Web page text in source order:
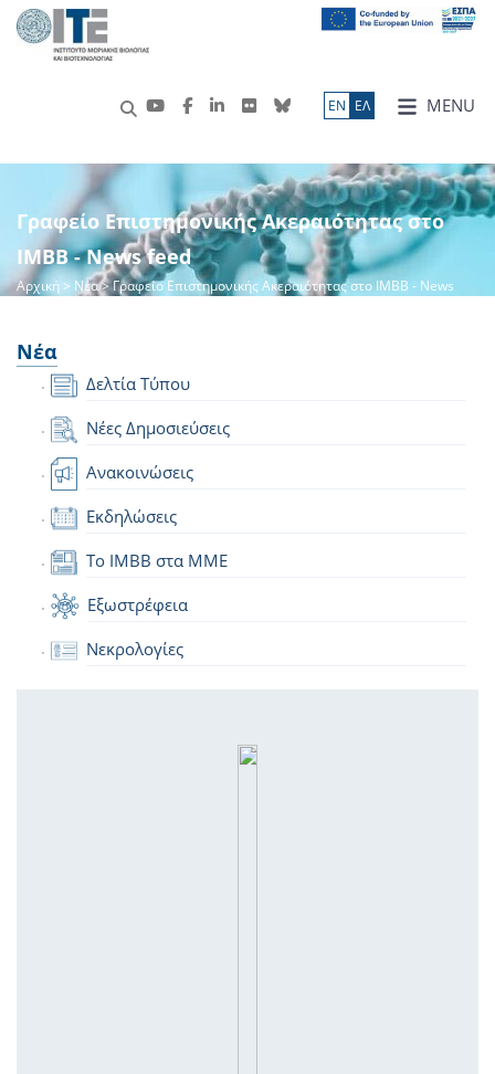
MENU
ΕN ΕΛ
Γραφείο Επιστημονικής Ακεραιότητας στο
ΙΜΒΒ - News feed
Αρχική> Νέα> Γραφείο Επιστημονικής Ακεραιότητας στο ΙΜΒΒ - News
Νέα
Δελτία Τύπου
Νέες Δημοσιεύσεις
Ανακοινώσεις
Εκδηλώσεις
Το IMBB στα ΜΜΕ
Εξωστρέφεια
Νεκρολογίες